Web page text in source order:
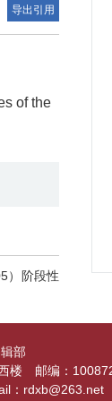
导出引用
of the
）阶段性
部
西楼 邮编：
：rdxb@263.net